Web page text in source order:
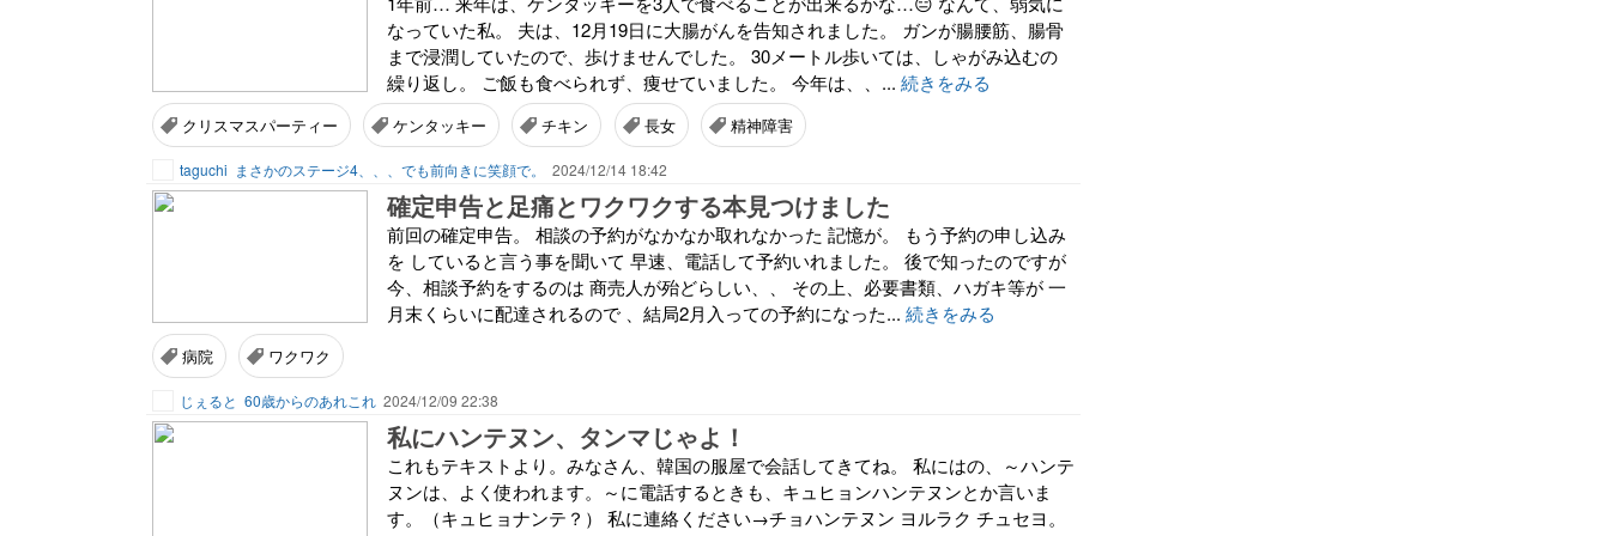
なっていた私。 夫は、12月19日に大腸がんを告知されました。 ガンが腸腰筋、腸骨
まで浸潤していたので、歩けませんでした。 30メートル歩いては、しゃがみ込むの
繰り返し。 ご飯も食べられず、痩せていました。 今年は、、... 続きをみる
クリスマスパーティー ケンタッキー チキン 長女 精神障害
taguchi まさかのステージ4、、、でも前向きに笑顔で。 2024/12/14 18:42
確定申告と足痛とワクワクする本見つけました
前回の確定申告。 相談の予約がなかなか取れなかった 記憶が。 もう予約の申し込み
を していると言う事を聞いて 早速、電話して予約いれました。 後で知ったのですが
今、相談予約をするのは 商売人が殆どらしい、、 その上、必要書類、ハガキ等が 一
月末くらいに配達されるので 、結局2月入っての予約になった... 続きをみる
病院 ワクワク
じぇると 60歳からのあれこれ 2024/12/09 22:38
私にハンテヌン、タンマじゃよ！
これもテキストより。みなさん、韓国の服屋で会話してきてね。 私にはの、～ハンテ
ヌンは、よく使われます。～に電話するときも、キュヒョンハンテヌンとか言いま
す。（キュヒョナンテ？） 私に連絡ください→チョハンテヌン ヨルラク チュセヨ。